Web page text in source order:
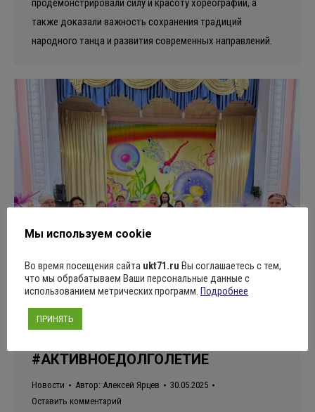
продемонстрировали силу и красоту хореографии, а
также доказали важность сохранения традиций
народного танца и развития современных направлений.
#АКТИВНОЕДОЛГОЛЕТИЕ
Новости Автор: Алексей Ярцев
30.05.2025
Оставить комментарий
Мы используем cookie
Во время посещения сайта ukt71.ru Вы соглашаетесь с тем,
что мы обрабатываем Ваши персональные данные с
использованием метрических программ. Подробнее
ПРИНЯТЬ